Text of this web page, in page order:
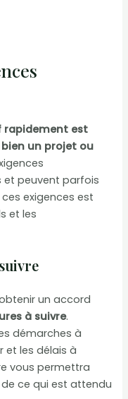
rapidement est
un projet ou
et peuvent parfois
exigences est
et les
un accord
à suivre.
démarches à
et les délais à
vous permettra
de ce qui est attendu